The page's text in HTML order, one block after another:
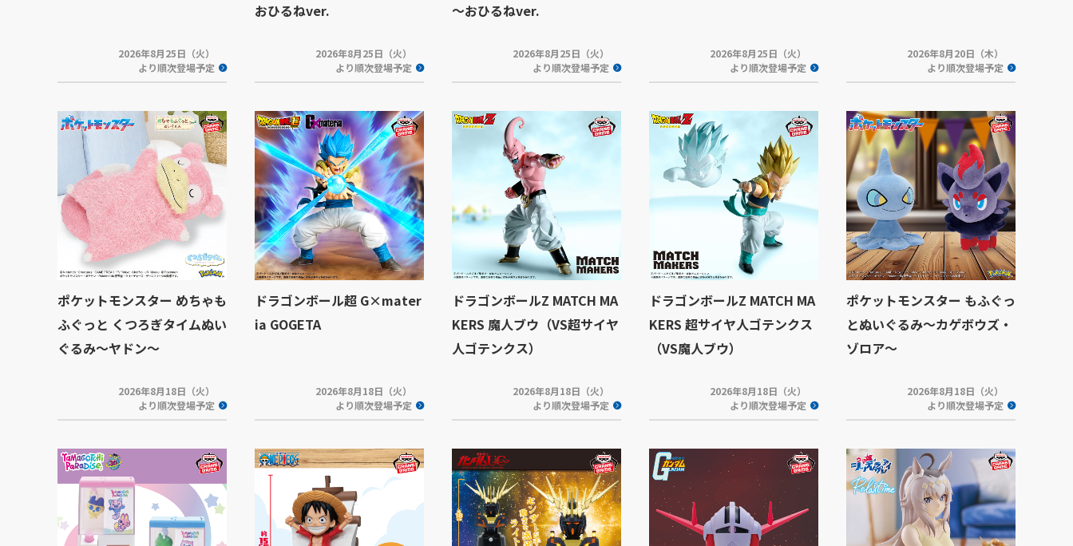
2026年8月25日（火）
より順次登場予定
おひるねver.
2026年8月25日（火）
より順次登場予定
～おひるねver.
2026年8月25日（火）
より順次登場予定
2026年8月25日（火）
より順次登場予定
2026年8月20日（木）
より順次登場予定
ポケットモンスター めちゃも
ふぐっと くつろぎタイムぬい
ぐるみ～ヤドン～
2026年8月18日（火）
より順次登場予定
ドラゴンボール超 G×mater
ia GOGETA
2026年8月18日（火）
より順次登場予定
ドラゴンボールZ MATCH MA
KERS 魔人ブウ（VS超サイヤ
人ゴテンクス）
2026年8月18日（火）
より順次登場予定
ドラゴンボールZ MATCH MA
KERS 超サイヤ人ゴテンクス
（VS魔人ブウ）
2026年8月18日（火）
より順次登場予定
ポケットモンスター もふぐっ
とぬいぐるみ～カゲボウズ・
ゾロア～
2026年8月18日（火）
より順次登場予定